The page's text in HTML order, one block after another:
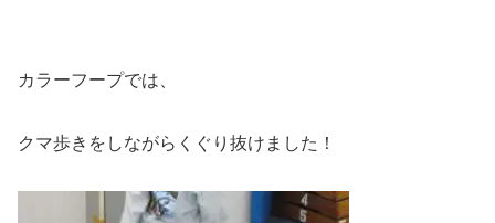
カラーフープでは、
クマ歩きをしながらくぐり抜けました！